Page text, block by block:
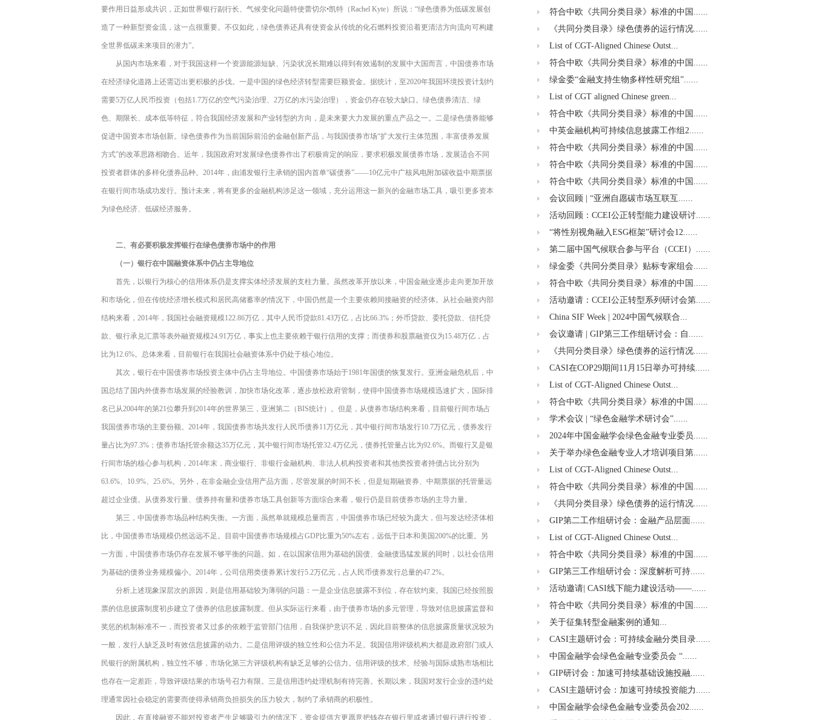
要作用日益形成共识，正如世界银行副行长、气候变化问题特使蕾切尔•凯特（Rachel Kyte）所说：“绿色债券为低碳发展创
造了一种新型资金流，这一点很重要。不仅如此，绿色债券还具有使资金从传统的化石燃料投资沿着更清洁方向流向可构建
全世界低碳未来项目的潜力”。
从国内市场来看，对于我国这样一个资源能源短缺、污染状况长期难以得到有效遏制的发展中大国而言，中国债券市场
在经济绿化道路上还需迈出更积极的步伐。一是中国的绿色经济转型需要巨额资金。据统计，至2020年我国环境投资计划约
需要5万亿人民币投资（包括1.7万亿的空气污染治理、2万亿的水污染治理），资金仍存在较大缺口。绿色债券清洁、绿
色、期限长、成本低等特征，符合我国经济发展和产业转型的方向，是未来要大力发展的重点产品之一。二是绿色债券能够
促进中国资本市场创新。绿色债券作为当前国际前沿的金融创新产品，与我国债券市场“扩大发行主体范围，丰富债券发展
方式”的改革思路相吻合。近年，我国政府对发展绿色债券作出了积极肯定的响应，要求积极发展债券市场，发展适合不同
投资者群体的多样化债券品种。2014年，由浦发银行主承销的国内首单“碳债券”——10亿元中广核风电附加碳收益中期票据
在银行间市场成功发行。预计未来，将有更多的金融机构涉足这一领域，充分运用这一新兴的金融市场工具，吸引更多资本
为绿色经济、低碳经济服务。
二、有必要积极发挥银行在绿色债券市场中的作用
（一）银行在中国融资体系中仍占主导地位
首先，以银行为核心的信用体系仍是支撑实体经济发展的支柱力量。虽然改革开放以来，中国金融业逐步走向更加开放
和市场化，但在传统经济增长模式和居民高储蓄率的情况下，中国仍然是一个主要依赖间接融资的经济体。从社会融资内部
结构来看，2014年，我国社会融资规模122.86万亿，其中人民币贷款81.43万亿，占比66.3%；外币贷款、委托贷款、信托贷
款、银行承兑汇票等表外融资规模24.91万亿，事实上也主要依赖于银行信用的支撑；而债券和股票融资仅为15.48万亿，占
比为12.6%。总体来看，目前银行在我国社会融资体系中仍处于核心地位。
其次，银行在中国债券市场投资主体中仍占主导地位。中国债券市场始于1981年国债的恢复发行。亚洲金融危机后，中
国总结了国内外债券市场发展的经验教训，加快市场化改革，逐步放松政府管制，使得中国债券市场规模迅速扩大，国际排
名已从2004年的第21位攀升到2014年的世界第三，亚洲第二（BIS统计）。但是，从债券市场结构来看，目前银行间市场占
我国债券市场的主要份额。2014年，我国债券市场共发行人民币债券11万亿元，其中银行间市场发行10.7万亿元，债券发行
量占比为97.3%；债券市场托管余额达35万亿元，其中银行间市场托管32.4万亿元，债券托管量占比为92.6%。而银行又是银
行间市场的核心参与机构，2014年末，商业银行、非银行金融机构、非法人机构投资者和其他类投资者持债占比分别为
63.6%、10.9%、25.6%。另外，在非金融企业信用产品方面，尽管发展的时间不长，但是短期融资券、中期票据的托管量远
超过企业债。从债券发行量、债券持有量和债券市场工具创新等方面综合来看，银行仍是目前债券市场的主导力量。
第三，中国债券市场品种结构失衡。一方面，虽然单就规模总量而言，中国债券市场已经较为庞大，但与发达经济体相
比，中国债券市场规模仍然远远不足。目前中国债券市场规模占GDP比重为50%左右，远低于日本和美国200%的比重。另
一方面，中国债券市场仍存在发展不够平衡的问题。如，在以国家信用为基础的国债、金融债迅猛发展的同时，以社会信用
为基础的债券业务规模偏小。2014年，公司信用类债券累计发行5.2万亿元，占人民币债券发行总量的47.2%。
分析上述现象深层次的原因，则是信用基础较为薄弱的问题：一是企业信息披露不到位，存在软约束。我国已经按照股
票的信息披露制度初步建立了债券的信息披露制度。但从实际运行来看，由于债券市场的多元管理，导致对信息披露监督和
奖惩的机制标准不一，而投资者又过多的依赖于监管部门信用，自我保护意识不足，因此目前整体的信息披露质量状况较为
一般，发行人缺乏及时有效信息披露的动力。二是信用评级的独立性和公信力不足。我国信用评级机构大都是政府部门或人
民银行的附属机构，独立性不够，市场化第三方评级机构有缺乏足够的公信力。信用评级的技术、经验与国际成熟市场相比
也存在一定差距，导致评级结果的市场号召力有限。三是信用违约处理机制有待完善。长期以来，我国对发行企业的违约处
理通常因社会稳定的需要而使得承销商负担损失的压力较大，制约了承销商的积极性。
因此，在直接融资不能对投资者产生足够吸引力的情况下，资金提供方更愿意把钱存在银行里或者通过银行进行投资，
符合中欧《共同分类目录》标准的中国......
《共同分类目录》绿色债券的运行情况......
List of CGT-Aligned Chinese Outst...
符合中欧《共同分类目录》标准的中国......
绿金委“金融支持生物多样性研究组”......
List of CGT aligned Chinese green...
符合中欧《共同分类目录》标准的中国......
中英金融机构可持续信息披露工作组2......
符合中欧《共同分类目录》标准的中国......
符合中欧《共同分类目录》标准的中国......
符合中欧《共同分类目录》标准的中国......
会议回顾 | “亚洲自愿碳市场互联互......
活动回顾：CCEI公正转型能力建设研讨......
“将性别视角融入ESG框架”研讨会12......
第二届中国气候联合参与平台（CCEI）......
绿金委《共同分类目录》贴标专家组会......
符合中欧《共同分类目录》标准的中国......
活动邀请：CCEI公正转型系列研讨会第......
China SIF Week | 2024中国气候联合...
会议邀请 | GIP第三工作组研讨会：自......
《共同分类目录》绿色债券的运行情况......
CASI在COP29期间11月15日举办可持续......
List of CGT-Aligned Chinese Outst...
符合中欧《共同分类目录》标准的中国......
学术会议 | “绿色金融学术研讨会”......
2024年中国金融学会绿色金融专业委员......
关于举办绿色金融专业人才培训项目第......
List of CGT-Aligned Chinese Outst...
符合中欧《共同分类目录》标准的中国......
《共同分类目录》绿色债券的运行情况......
GIP第二工作组研讨会：金融产品层面......
List of CGT-Aligned Chinese Outst...
符合中欧《共同分类目录》标准的中国......
GIP第三工作组研讨会：深度解析可持......
活动邀请| CASI线下能力建设活动——......
符合中欧《共同分类目录》标准的中国......
关于征集转型金融案例的通知...
CASI主题研讨会：可持续金融分类目录......
中国金融学会绿色金融专业委员会 “......
GIP研讨会：加速可持续基础设施投融......
CASI主题研讨会：加速可持续投资能力......
中国金融学会绿色金融专业委员会202......